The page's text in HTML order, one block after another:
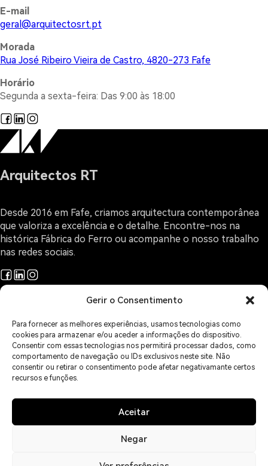
Gerir o Consentimento
Para fornecer as melhores experiências, usamos tecnologias como
cookies para armazenar e/ou aceder a informações do dispositivo.
Consentir com essas tecnologias nos permitirá processar dados, como
comportamento de navegação ou IDs exclusivos neste site. Não
consentir ou retirar o consentimento pode afetar negativamante certos
recursos e funções.
Aceitar
Negar
E-mail
tp.trsotcetiuqra
@lareg
Morada
Rua José Ribeiro Vieira de Castro, 4820-273 Fafe
Horário
Segunda a sexta-feira: Das 9:00 às 18:00
Arquitectos RT
Desde 2016 em Fafe, criamos arquitectura contemporânea
que valoriza a excelência e o detalhe. Encontre-nos na
histórica Fábrica do Ferro ou acompanhe o nosso trabalho
nas redes sociais.
Arquitectura e Design
O Gabinete
Sobre Arquitectura
Contactos
Áreas de Serviço
Política de Privacidade
Política de Cookies
Isenção de Responsabilidade
Imprint